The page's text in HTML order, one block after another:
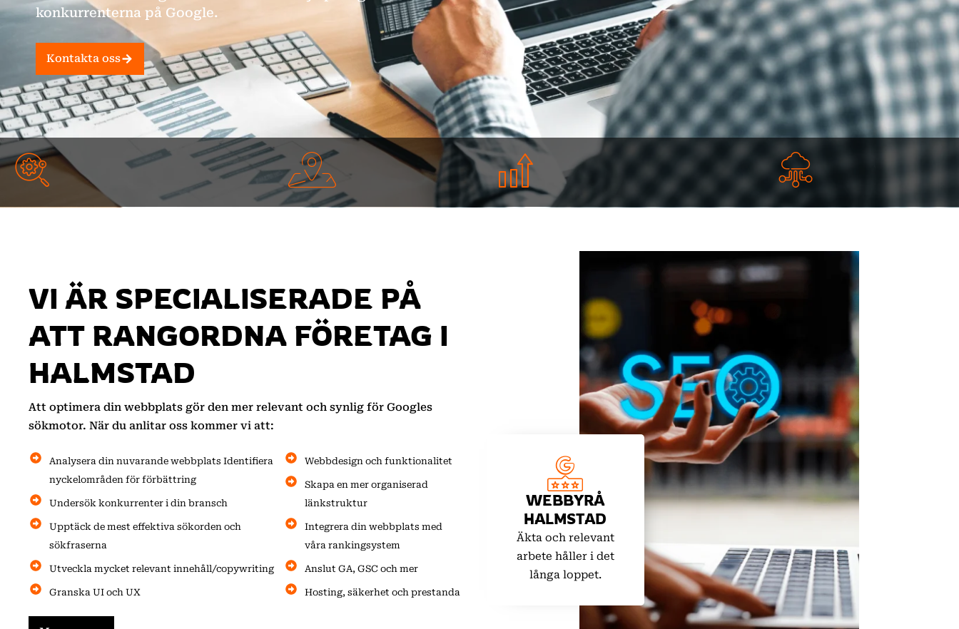
konkurrenterna på Google.
Kontakta oss
VI ÄR SPECIALISERADE PÅ
ATT RANGORDNA FÖRETAG I
HALMSTAD
Att optimera din webbplats gör den mer relevant och synlig för Googles
sökmotor. När du anlitar oss kommer vi att:
Analysera din nuvarande webbplats Identifiera
nyckelområden för förbättring
Undersök konkurrenter i din bransch
Upptäck de mest effektiva sökorden och
sökfraserna
Utveckla mycket relevant innehåll/copywriting
Granska UI och UX
Webbdesign och funktionalitet
Skapa en mer organiserad
länkstruktur
Integrera din webbplats med
våra rankingsystem
Anslut GA, GSC och mer
Hosting, säkerhet och prestanda
WEBBYRÅ
HALMSTAD
Äkta och relevant
arbete håller i det
långa loppet.